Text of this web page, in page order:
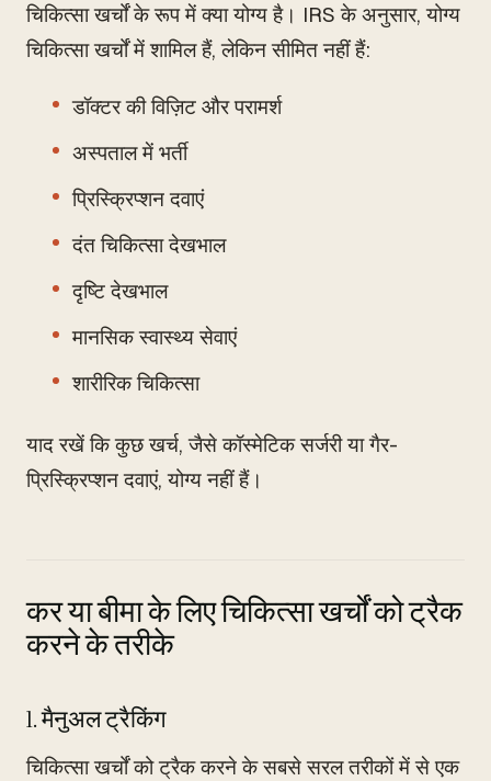
चिकित्सा खर्चों के रूप में क्या योग्य है। IRS के अनुसार, योग्य
चिकित्सा खर्चों में शामिल हैं, लेकिन सीमित नहीं हैं:
डॉक्टर की विज़िट और परामर्श
अस्पताल में भर्ती
प्रिस्क्रिप्शन दवाएं
दंत चिकित्सा देखभाल
दृष्टि देखभाल
मानसिक स्वास्थ्य सेवाएं
शारीरिक चिकित्सा
याद रखें कि कुछ खर्च, जैसे कॉस्मेटिक सर्जरी या गैर-
प्रिस्क्रिप्शन दवाएं, योग्य नहीं हैं।
कर या बीमा के लिए चिकित्सा खर्चों को ट्रैक
करने के तरीके
1. मैनुअल ट्रैकिंग
चिकित्सा खर्चों को ट्रैक करने के सबसे सरल तरीकों में से एक